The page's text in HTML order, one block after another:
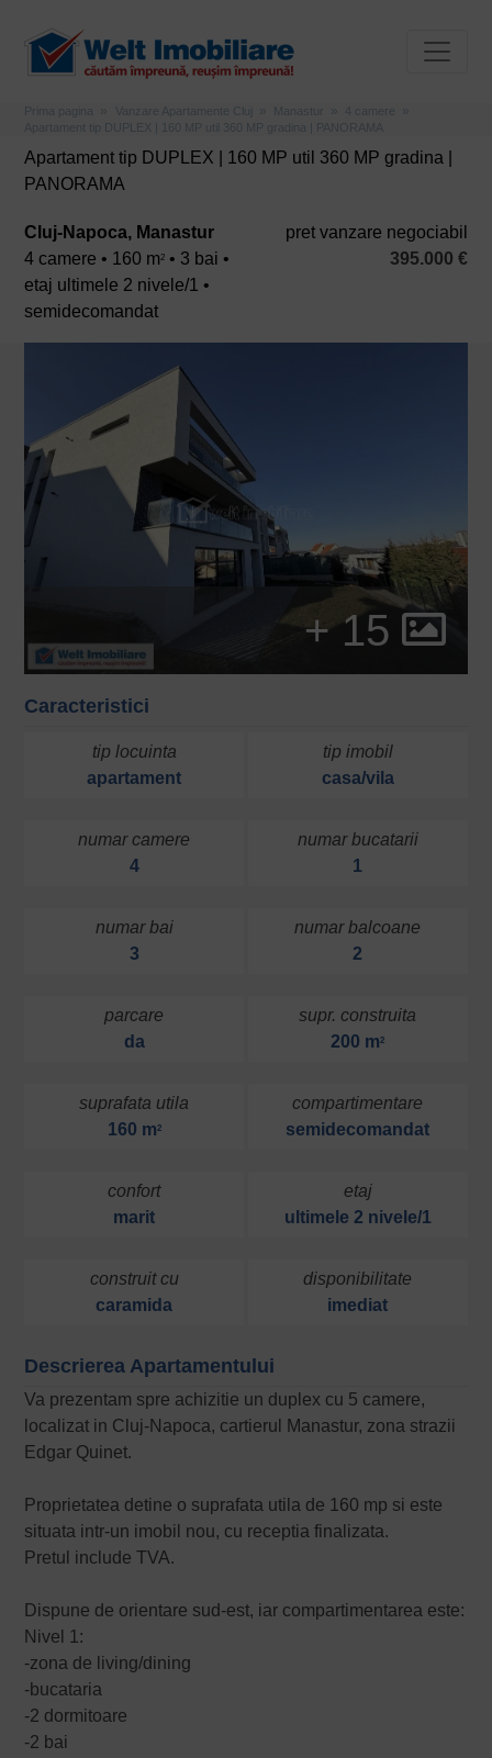
Prima pagina Vanzare Apartamente Cluj Manastur
4 camere
Apartament tip DUPLEX | 160 MP util 360 MP gradina | PANORAMA
Apartament tip DUPLEX | 160 MP util 360 MP gradina |
PANORAMA
Cluj-Napoca, Manastur
4 camere • 160 m2 • 3 bai •
etaj ultimele 2 nivele/1 •
semidecomandat
pret vanzare negociabil
395.000 €
+ 15
Caracteristici
tip locuinta
apartament
tip imobil
casa/vila
numar camere
4
numar bucatarii
1
numar bai
3
numar balcoane
2
parcare
da
supr. construita
200 m2
suprafata utila
160 m2
compartimentare
semidecomandat
confort
marit
etaj
ultimele 2 nivele/1
construit cu
caramida
disponibilitate
imediat
Descrierea Apartamentului
Va prezentam spre achizitie un duplex cu 5 camere,
localizat in Cluj-Napoca, cartierul Manastur, zona strazii
Edgar Quinet.
Proprietatea detine o suprafata utila de 160 mp si este
situata intr-un imobil nou, cu receptia finalizata.
Pretul include TVA.
Dispune de orientare sud-est, iar compartimentarea este:
Nivel 1:
-zona de living/dining
-bucataria
-2 dormitoare
-2 bai